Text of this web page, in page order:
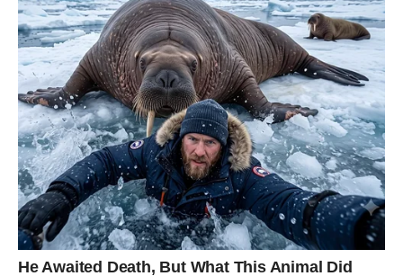
da stvari konačno kreću u pravom smeru.
To će vam vratiti sigurnost koja vam je u poslednje vreme
nedostajala.
Sudbina vam vraća veru u bolje
dane
Posle velikih iskušenja dolazi trenutak kada ćete shvatiti
da nijedna vaša patnja nije bila uzaludna.